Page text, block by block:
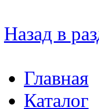
Назад в
Главная
Каталог